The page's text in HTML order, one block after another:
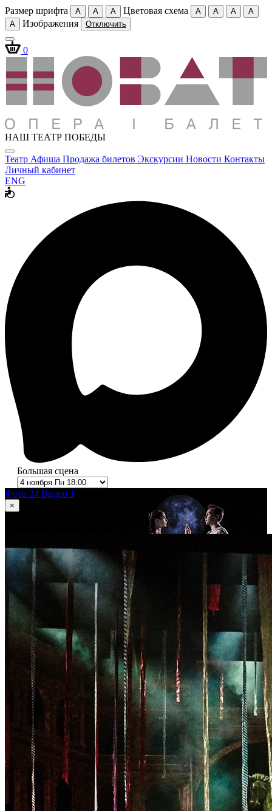
Размер шрифта A A A Цветовая схема A A A
A
A
Изображения Отключить
0
НАШ ТЕАТР ПОБЕДЫ
Театр Афиша Продажа билетов Экскурсии Новости Контакты
Личный кабинет
ENG
Большая сцена
Фото 24 Видео 1
×